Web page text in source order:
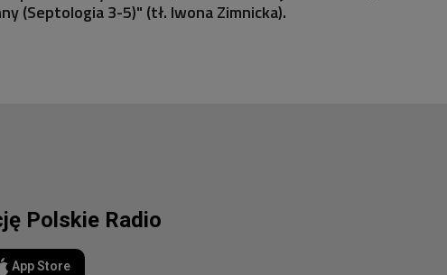
(Septologia 3-5)" (tł. Iwona Zimnicka).
Polskie Radio
App Store